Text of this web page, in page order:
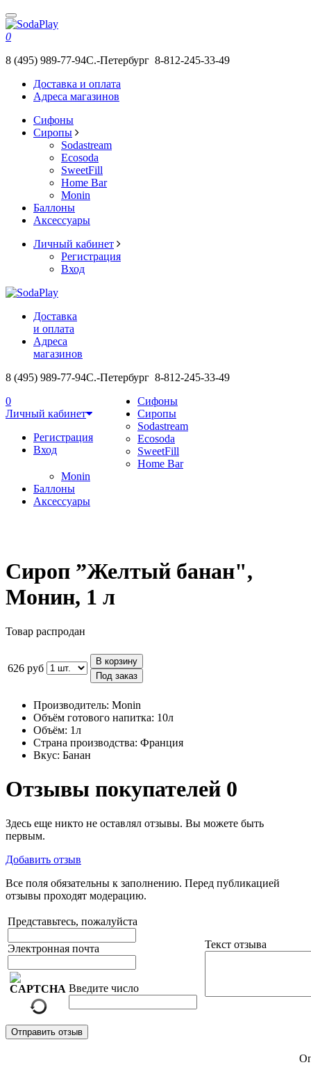
0
8 (495) 989-77-94С.-Петербург 8-812-245-33-49
Доставка и оплата
Адреса магазинов
Сифоны
Сиропы
Sodastream
Ecosoda
SweetFill
Home Bar
Monin
Баллоны
Аксессуары
Личный кабинет
Регистрация
Вход
Доставка
и оплата
Адреса
магазинов
8 (495) 989-77-94С.-Петербург 8-812-245-33-49
0
Личный кабинет
Регистрация
Вход
Сифоны
Сиропы
Sodastream
Ecosoda
SweetFill
Home Bar
Monin
Баллоны
Аксессуары
Сироп ”Желтый банан",
Монин, 1 л
Товар распродан
626 руб
В корзину
Под заказ
Производитель: Monin
Объём готового напитка: 10л
Объём: 1л
Страна производства: Франция
Вкус: Банан
Отзывы покупателей 0
Здесь еще никто не оставлял отзывы. Вы можете быть
первым.
Добавить отзыв
Все поля обязательны к заполнению. Перед публикацией
отзывы проходят модерацию.
Представьтесь, пожалуйста
Электронная почта
Введите число
Текст отзыва
Отправить отзыв